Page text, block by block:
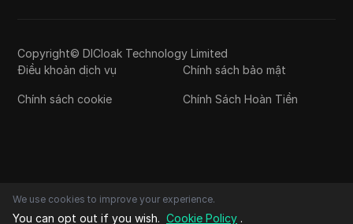
Copyright© DICloak Technology Limited
Điều khoản dịch vụ
Chính sách bảo mật
Chính sách cookie Chính Sách Hoàn Tiền
We use cookies to improve your experience.
You can opt out if you wish. Cookie Policy .